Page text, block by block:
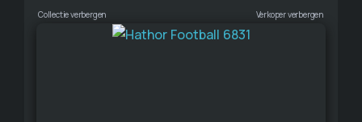
Collectie verbergen Verkoper verbergen